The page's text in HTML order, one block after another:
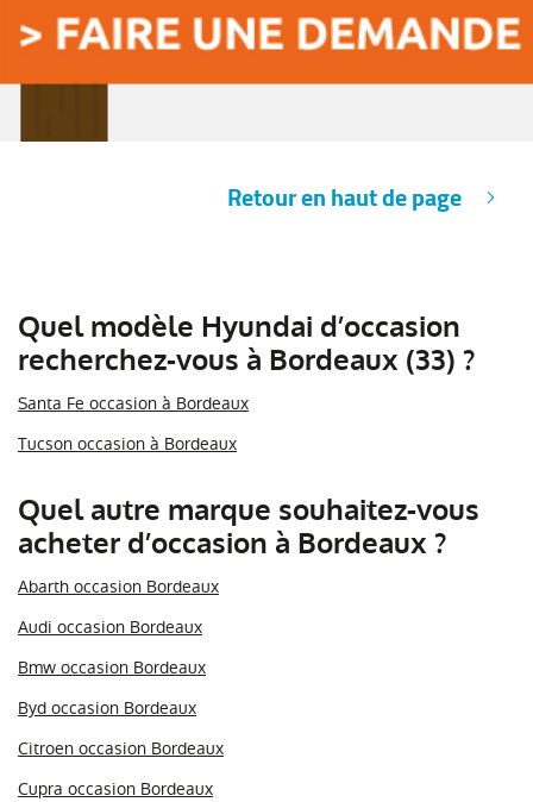
Retour en haut de page
Quel modèle Hyundai d’occasion
recherchez-vous à Bordeaux (33) ?
Santa Fe occasion à Bordeaux
Tucson occasion à Bordeaux
Quel autre marque souhaitez-vous
acheter d’occasion à Bordeaux ?
Abarth occasion Bordeaux
Audi occasion Bordeaux
Bmw occasion Bordeaux
Byd occasion Bordeaux
Citroen occasion Bordeaux
Cupra occasion Bordeaux